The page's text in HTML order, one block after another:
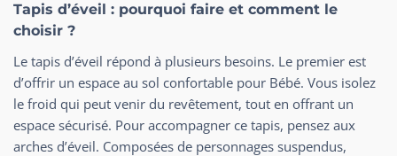
Tapis d’éveil : pourquoi faire et comment le
choisir ?
Le tapis d’éveil répond à plusieurs besoins. Le premier est
d’offrir un espace au sol confortable pour Bébé. Vous isolez
le froid qui peut venir du revêtement, tout en offrant un
espace sécurisé. Pour accompagner ce tapis, pensez aux
arches d’éveil. Composées de personnages suspendus,